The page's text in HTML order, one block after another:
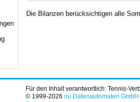
Die Bilanzen berücksichtigen alle
Für den Inhalt verantwortlich: Tennis-
© 1999-2026 nu Datenautomaten